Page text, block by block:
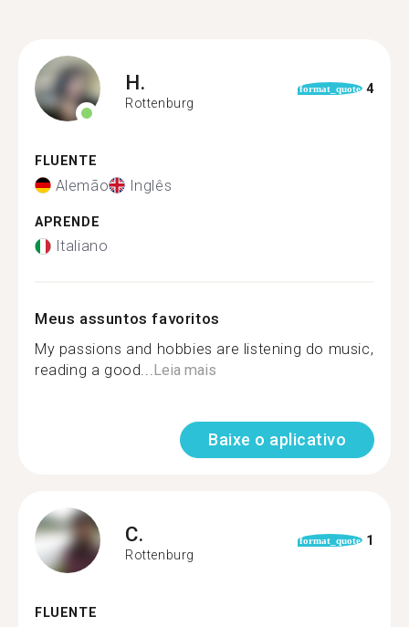
H.
Rottenburg
format_quote 4
FLUENTE
Alemão Inglês
APRENDE
Italiano
Meus assuntos favoritos
My passions and hobbies are listening do music,
reading a good...Leia mais
Baixe o aplicativo
C.
Rottenburg
format_quote 1
FLUENTE